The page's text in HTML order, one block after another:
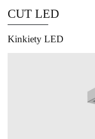
CUT LED
Kinkiety LED